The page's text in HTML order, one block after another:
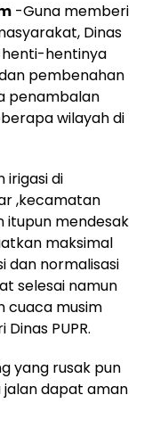
-Guna memberi
Dinas
henti-hentinya
pembenahan
penambalan
wilayah di
irigasi di
,kecamatan
itupun mendesak
maksimal
dan normalisasi
selesai namun
cuaca musim
PUPR.
yang rusak pun
dapat aman